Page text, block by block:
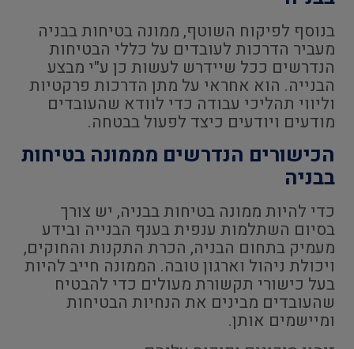
בנוסף לפיקוח השוטף, ממונה בטיחות בבניה
מעביר הדרכות לעובדים על כללי הבטיחות
הנדרשים ככל שיידרש לעשות כן ע"י מבצע
הבנייה. הוא אחראי על מתן הדרכות פרקטיות
וליווי תהליכי עבודה כדי לוודא שהעובדים
מודעים ויודעים כיצד לפעול בבטחה.
הכישורים הנדרשים מממונה בטיחות
בבניה
כדי להיות ממונה בטיחות בבניה, יש צורך
בסיום השתלמות ענפית בענף הבנייה ובידע
מעמיק בתחום הבניה, הכרת התקנות והחוקים,
ויכולת ניהול וארגון טובה. הממונה חייב להיות
בעל כישורי תקשורת מעולים כדי להבטיח
שהעובדים מבינים את הנחיות הבטיחות
ומיישמים אותן.